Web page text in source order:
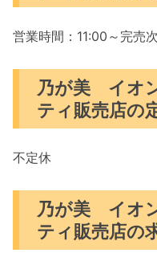
営業時間：11:00～完売
乃が美 イオ
ティ販売店の
不定休
乃が美 イオ
ティ販売店の